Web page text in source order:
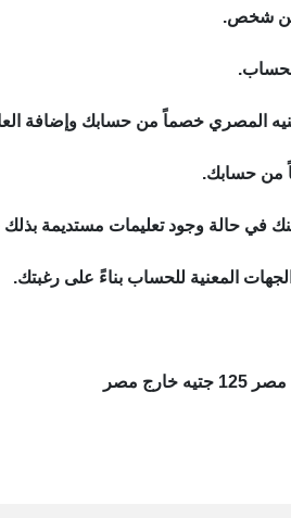
من شخص.
المصري خصماً من حسابك وإضافة
من حسابك.
عنك في حالة وجود تعليمات مستديمة
المعنية للحساب بناءً على رغبتك.